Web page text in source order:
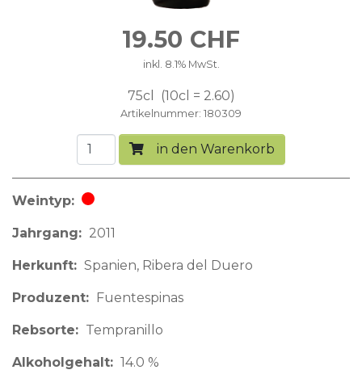
19.50 CHF
inkl. 8.1% MwSt.
75cl 10cl = 2.60
Artikelnummer 180309
in den Warenkorb
Weintyp Rotwein
Jahrgang 2011
Herkunft Spanien Ribera del Duero
Produzent Fuentespinas
Rebsorte Tempranillo
Alkoholgehalt 14.0 %